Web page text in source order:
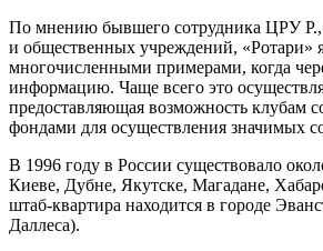
По мнению бывшего сотрудника ЦРУ Р.,
и общественных учреждений, «Ротари»
многочисленными примерами, когда
информацию. Чаще всего это
предоставляющая возможность клубам
фондами для осуществления значимых
В 1996 году в России существовало
Киеве, Дубне, Якутске, Магадане,
штаб-квартира находится в городе
Даллеса).